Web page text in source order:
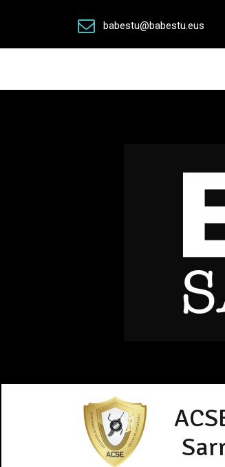
 babestu@babestu.eus